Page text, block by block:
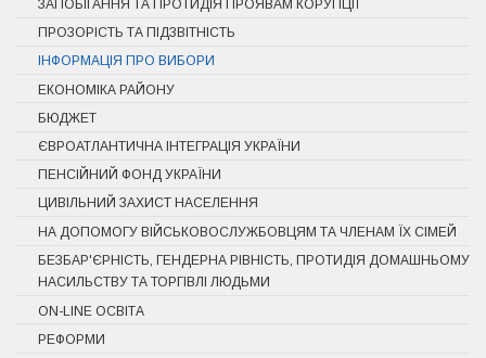
ЗАПОБІГАННЯ ТА ПРОТИДІЯ ПРОЯВАМ КОРУПЦІЇ
ПРОЗОРІСТЬ ТА ПІДЗВІТНІСТЬ
ІНФОРМАЦІЯ ПРО ВИБОРИ
ЕКОНОМІКА РАЙОНУ
БЮДЖЕТ
ЄВРОАТЛАНТИЧНА ІНТЕГРАЦІЯ УКРАЇНИ
ПЕНСІЙНИЙ ФОНД УКРАЇНИ
ЦИВІЛЬНИЙ ЗАХИСТ НАСЕЛЕННЯ
НА ДОПОМОГУ ВІЙСЬКОВОСЛУЖБОВЦЯМ ТА ЧЛЕНАМ ЇХ СІМЕЙ
БЕЗБАР'ЄРНІСТЬ, ГЕНДЕРНА РІВНІСТЬ, ПРОТИДІЯ ДОМАШНЬОМУ
НАСИЛЬСТВУ ТА ТОРГІВЛІ ЛЮДЬМИ
ON-LINE ОСВІТА
РЕФОРМИ